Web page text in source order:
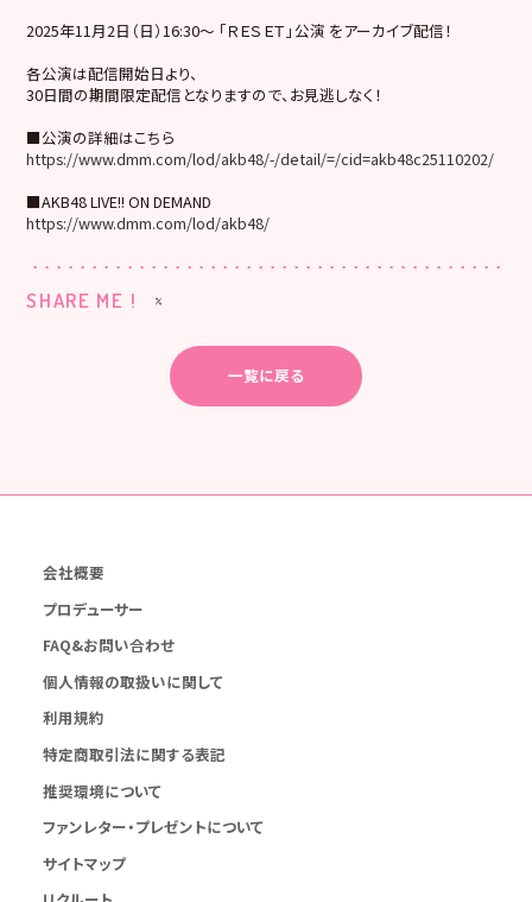
2025年11月2日（日）16:30～ 「ＲＥＳＥＴ」公演 をアーカイブ配信！
各公演は配信開始日より、
30日間の期間限定配信となりますので、お見逃しなく！
■公演の詳細はこちら
https://www.dmm.com/lod/akb48/-/detail/=/cid=akb48c25110202/
■AKB48 LIVE!! ON DEMAND
https://www.dmm.com/lod/akb48/
SHARE ME !
一覧に戻る
会社概要
プロデューサー
FAQ&お問い合わせ
個人情報の取扱いに関して
利用規約
特定商取引法に関する表記
推奨環境について
ファンレター・プレゼントについて
サイトマップ